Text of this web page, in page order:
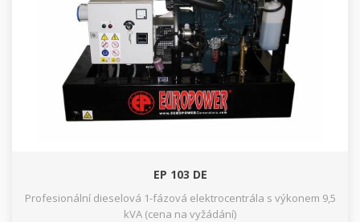
EP 103 DE
Profesionální dieselová 1-fázová elektrocentrála s výkonem 9,5
kVA (cena na vyžádání)